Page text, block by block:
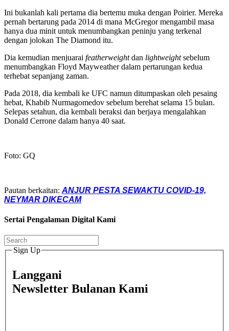
Ini bukanlah kali pertama dia bertemu muka dengan Poirier. Mereka
pernah bertarung pada 2014 di mana McGregor mengambil masa
hanya dua minit untuk menumbangkan peninju yang terkenal
dengan jolokan The Diamond itu.
Dia kemudian menjuarai featherweightdan lightweightsebelum
menumbangkan Floyd Mayweather dalam pertarungan kedua
terhebat sepanjang zaman.
Pada 2018, dia kembali ke UFC namun ditumpaskan oleh pesaing
hebat, Khabib Nurmagomedov sebelum berehat selama 15 bulan.
Selepas setahun, dia kembali beraksi dan berjaya mengalahkan
Donald Cerrone dalam hanya 40 saat.
Foto: GQ
Pautan berkaitan: ANJUR PESTA SEWAKTU COVID-19,
NEYMAR DIKECAM
Sertai Pengalaman Digital Kami
Sign Up
Langgani
Newsletter Bulanan Kami